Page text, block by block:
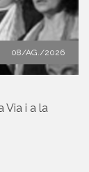
08/AG./2026
Via i a la